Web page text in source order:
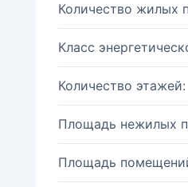
Количество жилых
Класс
Количество этажей:
Площадь нежилых
Площадь